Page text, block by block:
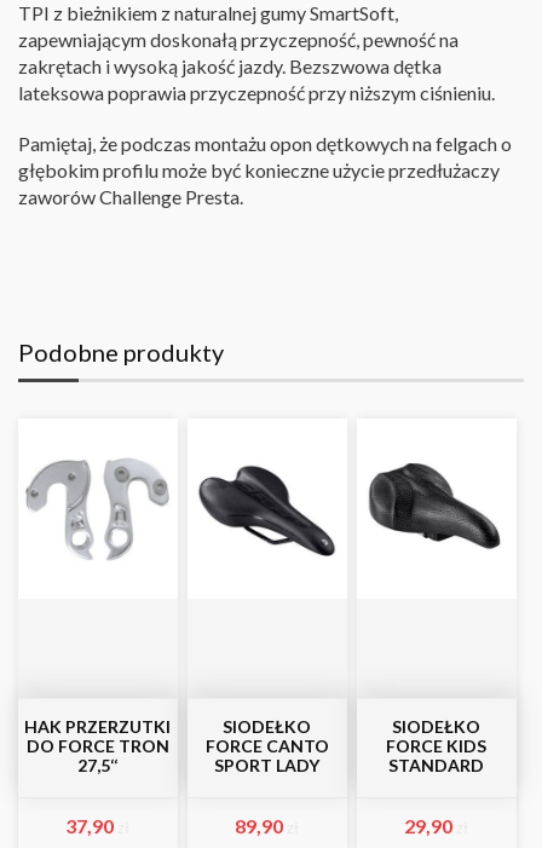
TPI z bieżnikiem z naturalnej gumy SmartSoft,
zapewniającym doskonałą przyczepność, pewność na
zakrętach i wysoką jakość jazdy. Bezszwowa dętka
lateksowa poprawia przyczepność przy niższym ciśnieniu.
Pamiętaj, że podczas montażu opon dętkowych na felgach o
głębokim profilu może być konieczne użycie przedłużaczy
zaworów Challenge Presta.
Podobne produkty
HAK PRZERZUTKI
DO FORCE TRON
27,5‘‘
37,90
SIODEŁKO
FORCE CANTO
SPORT LADY
89,90
SIODEŁKO
FORCE KIDS
STANDARD
29,90